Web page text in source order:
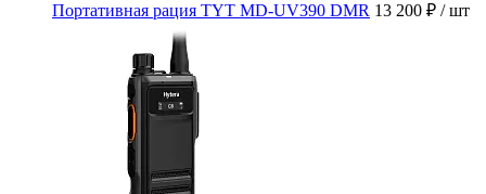
Портативная рация TYT MD-UV390 DMR 13 200 ₽ / шт